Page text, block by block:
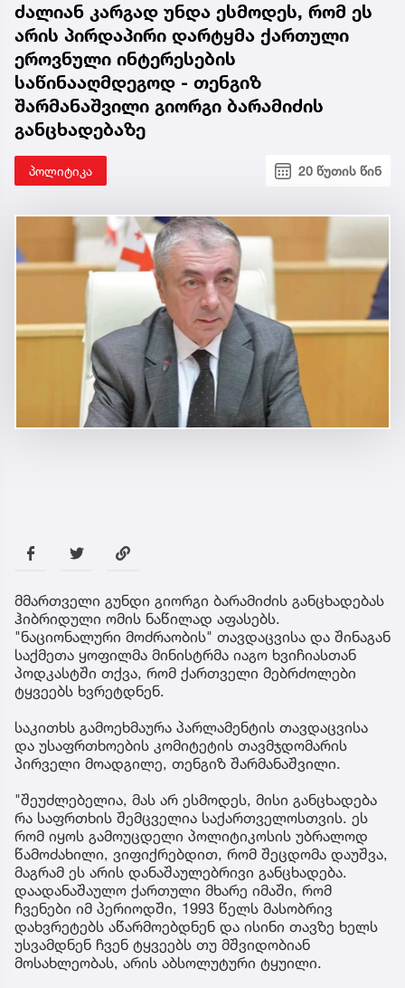
ძალიან კარგად უნდა ესმოდეს, რომ ეს
არის პირდაპირი დარტყმა ქართული
ეროვნული ინტერესების
საწინააღმდეგოდ - თენგიზ
შარმანაშვილი გიორგი ბარამიძის
განცხადებაზე
პოლიტიკა 20 წუთის წინ
მმართველი გუნდი გიორგი ბარამიძის განცხადებას
ჰიბრიდული ომის ნაწილად აფასებს.
"ნაციონალური მოძრაობის" თავდაცვისა და შინაგან
საქმეთა ყოფილმა მინისტრმა იაგო ხვიჩიასთან
პოდკასტში თქვა, რომ ქართველი მებრძოლები
ტყვეებს ხვრეტდნენ.
საკითხს გამოეხმაურა პარლამენტის თავდაცვისა
და უსაფრთხოების კომიტეტის თავმჯდომარის
პირველი მოადგილე, თენგიზ შარმანაშვილი.
"შეუძლებელია, მას არ ესმოდეს, მისი განცხადება
რა საფრთხის შემცველია საქართველოსთვის. ეს
რომ იყოს გამოუცდელი პოლიტიკოსის უბრალოდ
წამოძახილი, ვიფიქრებდით, რომ შეცდომა დაუშვა,
მაგრამ ეს არის დანაშაულებრივი განცხადება.
დაადანაშაულო ქართული მხარე იმაში, რომ
ჩვენები იმ პერიოდში, 1993 წელს მასობრივ
დახვრეტებს აწარმოებდნენ და ისინი თავზე ხელს
უსვამდნენ ჩვენ ტყვეებს თუ მშვიდობიან
მოსახლეობას, არის აბსოლუტური ტყუილი.